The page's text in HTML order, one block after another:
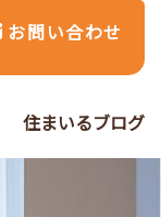
お問い合わせ
住まいるブログ